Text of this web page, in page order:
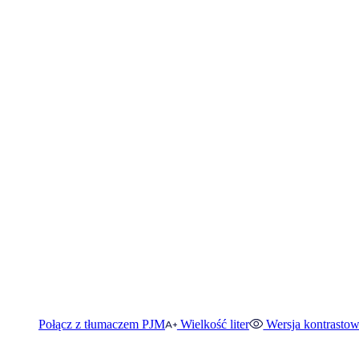
Połącz z tłumaczem PJM Wielkość liter Wersja